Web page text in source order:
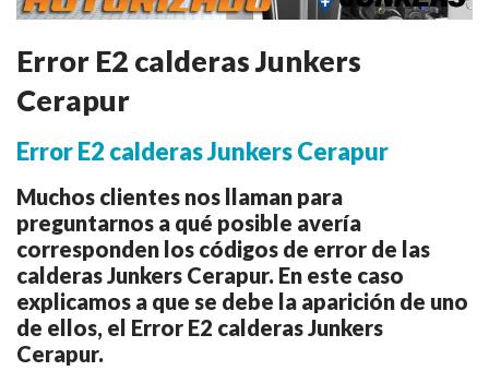
Error E2 calderas Junkers
Cerapur
Error E2 calderas Junkers Cerapur
Muchos clientes nos llaman para
preguntarnos a qué posible avería
corresponden los códigos de error de las
calderas Junkers Cerapur. En este caso
explicamos a que se debe la aparición de uno
de ellos, el Error E2 calderas Junkers
Cerapur.